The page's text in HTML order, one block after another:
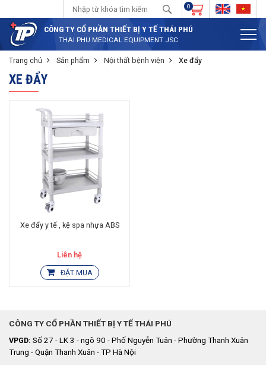
0
CÔNG TY CỔ PHẦN THIẾT BỊ Y TẾ THÁI PHÚ
THAI PHU MEDICAL EQUIPMENT JSC
Trang chủ Sản phẩm Nội thất bệnh viện Xe đẩy
XE ĐẨY
Xe đẩy y tế , kệ spa nhựa ABS
Liên hệ
ĐẶT MUA
CÔNG TY CỔ PHẦN THIẾT BỊ Y TẾ THÁI PHÚ
VPGD: Số 27 - LK 3 - ngõ 90 - Phố Nguyễn Tuân - Phường Thanh Xuân
Trung - Quận Thanh Xuân - TP Hà Nội